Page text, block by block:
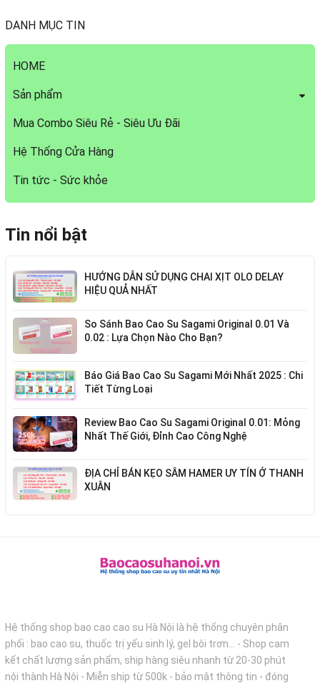
DANH MỤC TIN
HOME
Sản phẩm
Mua Combo Siêu Rẻ - Siêu Ưu Đãi
Hệ Thống Cửa Hàng
Tin tức - Sức khỏe
Tin nổi bật
HƯỚNG DẪN SỬ DỤNG CHAI XỊT OLO DELAY
HIỆU QUẢ NHẤT
So Sánh Bao Cao Su Sagami Original 0.01 Và
0.02 : Lựa Chọn Nào Cho Bạn?
Báo Giá Bao Cao Su Sagami Mới Nhất 2025 : Chi
Tiết Từng Loại
Review Bao Cao Su Sagami Original 0.01: Mỏng
Nhất Thế Giới, Đỉnh Cao Công Nghệ
ĐỊA CHỈ BÁN KẸO SÂM HAMER UY TÍN Ở THANH
XUÂN
Hệ thống shop bao cao cao su Hà Nội là hệ thống chuyên phân
phối : bao cao su, thuốc trị yếu sinh lý, gel bôi trơn... - Shop cam
kết chất lượng sản phẩm, ship hàng siêu nhanh từ 20-30 phút
nội thành Hà Nội - Miễn ship từ 500k - bảo mật thông tin - đóng